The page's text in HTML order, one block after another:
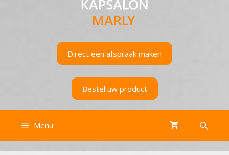
Direct een afspraak maken
Bestel uw product
Menu